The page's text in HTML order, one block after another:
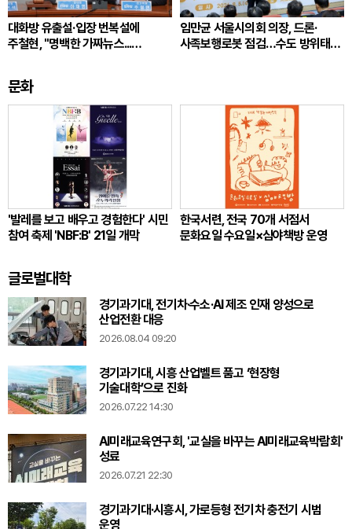
대화방 유출설·입장 번복설에
주철현, "명백한 가짜뉴스...
임만균 서울시의회 의장, 드론·
사족보행로봇 점검…수도 방위태세
문화
'발레를 보고 배우고 경험한다' 시민
참여 축제 'NBF:B' 21일 개막
한국서련, 전국 70개 서점서
문화요일 수요일×심야책방 운영
글로벌대학
경기과기대, 전기차·수소·AI 제조 인재 양성으로
산업전환 대응
2026.08.04 09:20
경기과기대, 시흥 산업벨트 품고 ‘현장형
기술대학’으로 진화
2026.07.22 14:30
AI미래교육연구회, '교실을 바꾸는 AI미래교육박람회'
성료
2026.07.21 22:30
경기과기대·시흥시, 가로등형 전기차 충전기 시범
운영